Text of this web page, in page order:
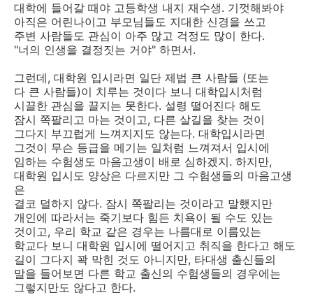
대학에 들어갈 때야 고등학생 내지 재수생. 기껏해봐야
아직은 어린나이고 부모님들도 지대한 신경을 쓰고
주변 사람들도 관심이 아주 많고 걱정도 많이 한다.
"너의 인생을 결정짓는 거야" 하면서.
그런데, 대학원 입시라면 일단 제법 큰 사람들 (또는
다 큰 사람들)이 치루는 것이다 보니 대학입시처럼
시끌한 관심을 끌지는 못한다. 설령 떨어진다 해도
잠시 쪽팔리고 마는 것이고, 다른 살길을 찾는 것이
그다지 부끄럽게 느껴지지도 않는다. 대학입시라면
그것이 무슨 등급을 메기는 일처럼 느껴져서 입시에
임하는 수험생도 마음고생이 배로 심하겠지. 하지만,
대학원 입시도 양상은 다르지만 그 수험생들의 마음고생
은
결코 덜하지 않다. 잠시 쪽팔리는 것이라고 말했지만
개인에 따라서는 죽기보다 힘든 치욕이 될 수도 있는
것이고, 우리 학교 같은 경우는 나름대로 이름있는
학교다 보니 대학원 입시에 떨어지고 취직을 한다고 해도
길이 그다지 꽉 막힌 것도 아니지만, 타대생 출신들의
말을 들어보면 다른 학교 출신의 수험생들의 경우에는
그렇지만도 않다고 한다.